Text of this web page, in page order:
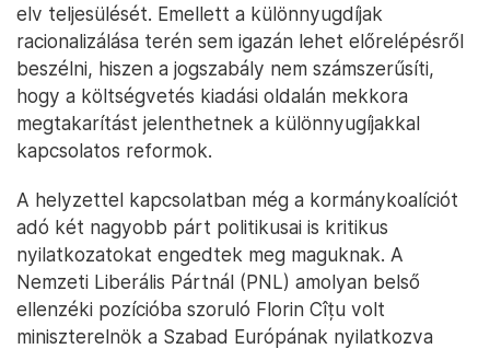
elv teljesülését. Emellett a különnyugdíjak
racionalizálása terén sem igazán lehet előrelépésről
beszélni, hiszen a jogszabály nem számszerűsíti,
hogy a költségvetés kiadási oldalán mekkora
megtakarítást jelenthetnek a különnyugíjakkal
kapcsolatos reformok.
A helyzettel kapcsolatban még a kormánykoalíciót
adó két nagyobb párt politikusai is kritikus
nyilatkozatokat engedtek meg maguknak. A
Nemzeti Liberális Pártnál (PNL) amolyan belső
ellenzéki pozícióba szoruló Florin Cîțu volt
miniszterelnök a Szabad Európának nyilatkozva